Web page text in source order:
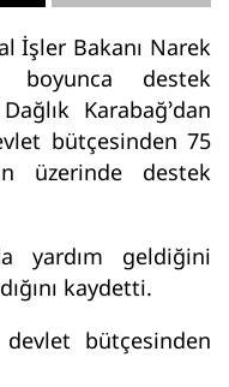
İşler Bakanı Narek
destek
Karabağ’dan
bütçesinden 75
üzerinde destek
yardım geldiğini
kaydetti.
bütçesinden